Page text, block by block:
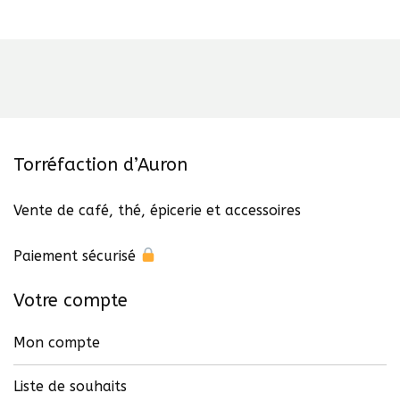
Torréfaction d’Auron
Vente de café, thé, épicerie et accessoires
Paiement sécurisé
Votre compte
Mon compte
Liste de souhaits